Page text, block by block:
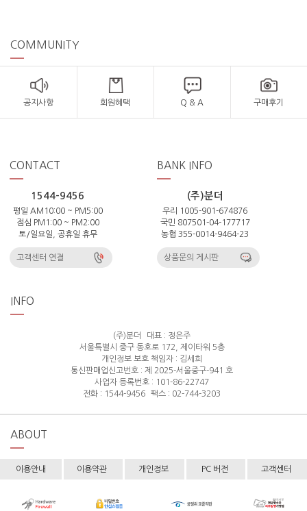
COMMUNITY
공지사항 회원혜택 Q & A 구매후기
CONTACT
1544-9456
평일 AM10:00 ~ PM5:00
점심 PM1:00 ~ PM2:00
토/일요일, 공휴일 휴무
고객센터 연결
BANK INFO
(주)분더
우리 1005-901-674876
국민 807501-04-177717
농협 355-0014-9464-23
상품문의 게시판
INFO
(주)분더
대표 : 정은주
서울특별시 중구 동호로 172, 제이타워 5층
개인정보 보호 책임자 : 김세희
통신판매업신고번호 : 제 2025-서울중구-941 호
사업자 등록번호 : 101-86-22747
전화 : 1544-9456
팩스 : 02-744-3203
ABOUT
이용안내 이용약관 개인정보 PC 버전 고객센터